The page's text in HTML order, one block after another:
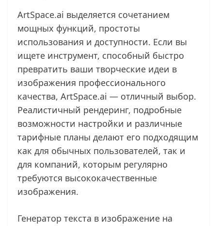
ArtSpace.ai выделяется сочетанием
мощных функций, простоты
использования и доступности. Если вы
ищете инструмент, способный быстро
превратить ваши творческие идеи в
изображения профессионального
качества, ArtSpace.ai — отличный выбор.
Реалистичный рендеринг, подробные
возможности настройки и различные
тарифные планы делают его подходящим
как для обычных пользователей, так и
для компаний, которым регулярно
требуются высококачественные
изображения.
Генератор текста в изображение на